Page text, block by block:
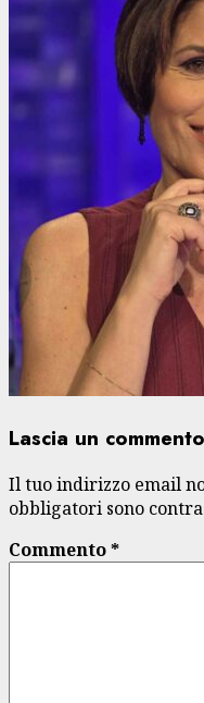
Lascia un commento
Il tuo indirizzo email
obbligatori sono
Commento*